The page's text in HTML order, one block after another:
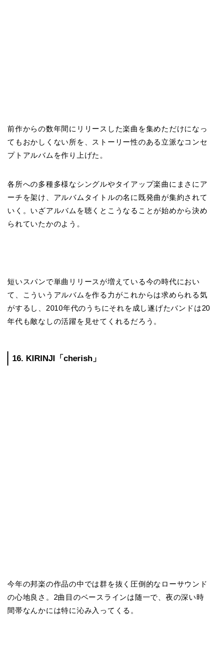
前作からの数年間にリリースした楽曲を集めただけになっ
てもおかしくない所を、ストーリー性のある立派なコンセ
プトアルバムを作り上げた。
各所への多種多様なシングルやタイアップ楽曲にまさにア
ーチを架け、アルバムタイトルの名に既発曲が集約されて
いく。いざアルバムを聴くとこうなることが始めから決め
られていたかのよう。
短いスパンで単曲リリースが増えている今の時代におい
て、こういうアルバムを作る力がこれからは求められる気
がするし、2010年代のうちにそれを成し遂げたバンドは20
年代も敵なしの活躍を見せてくれるだろう。
16. KIRINJI「cherish」
今年の邦楽の作品の中では群を抜く圧倒的なローサウンド
の心地良さ。2曲目のベースラインは随一で、夜の深い時
間帯なんかには特に沁み入ってくる。